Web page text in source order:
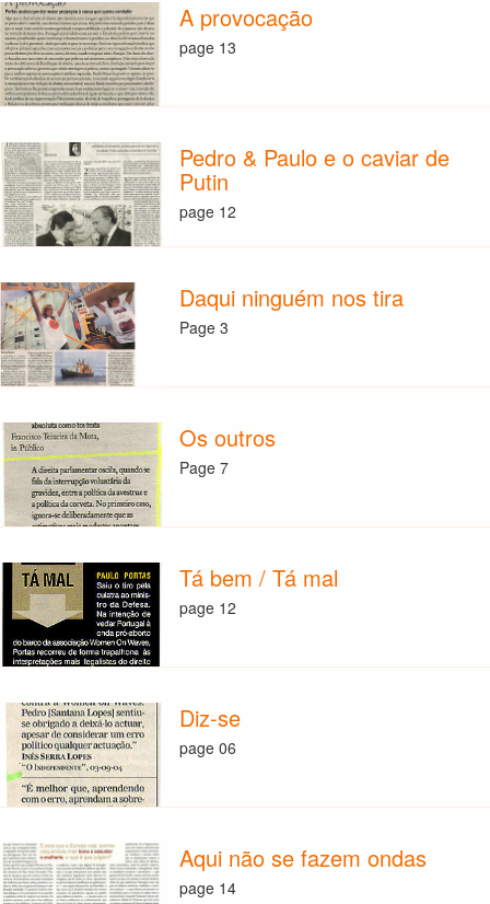
A provocação
page 13
Pedro & Paulo e o caviar de
Putin
page 12
Daqui ninguém nos tira
Page 3
Os outros
Page 7
Tá bem / Tá mal
page 12
Diz-se
page 06
Aqui não se fazem ondas
page 14